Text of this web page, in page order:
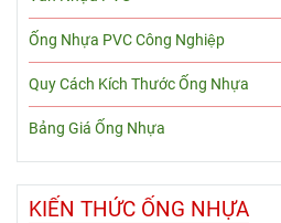
Ống Nhựa PVC Công Nghiệp
Quy Cách Kích Thước Ống Nhựa
Bảng Giá Ống Nhựa
KIẾN THỨC ỐNG NHỰA